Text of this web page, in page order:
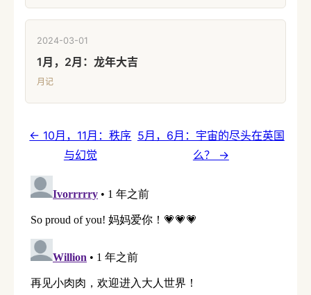
2024-03-01
1月，2月：龙年大吉
月记
← 10月，11月：秩序
与幻觉
5月，6月：宇宙的尽头在英国
么？ →